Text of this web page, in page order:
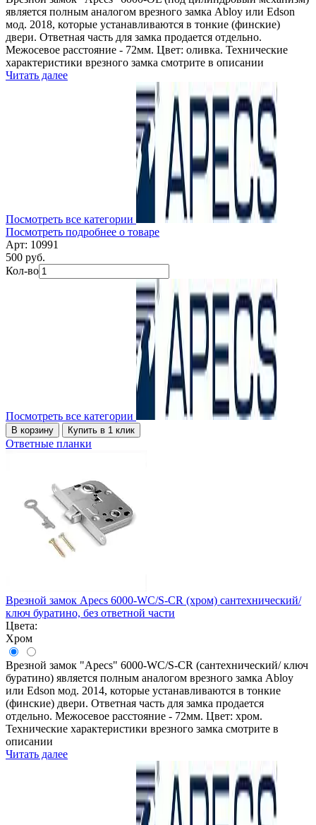
является полным аналогом врезного замка Abloy или Edson
мод. 2018, которые устанавливаются в тонкие (финские)
двери. Ответная часть для замка продается отдельно.
Межосевое расстояние - 72мм. Цвет: оливка. Технические
характеристики врезного замка смотрите в описании
Читать далее
Посмотреть все категории
Посмотреть подробнее о товаре
Арт: 10991
500 руб.
Кол-во
Посмотреть все категории
В корзину Купить в 1 клик
Ответные планки
Врезной замок Apecs 6000-WC/S-CR (хром) сантехнический/
ключ буратино, без ответной части
Цвета:
Хром
Врезной замок "Apecs" 6000-WC/S-CR (сантехнический/ ключ
буратино) является полным аналогом врезного замка Abloy
или Edson мод. 2014, которые устанавливаются в тонкие
(финские) двери. Ответная часть для замка продается
отдельно. Межосевое расстояние - 72мм. Цвет: хром.
Технические характеристики врезного замка смотрите в
описании
Читать далее